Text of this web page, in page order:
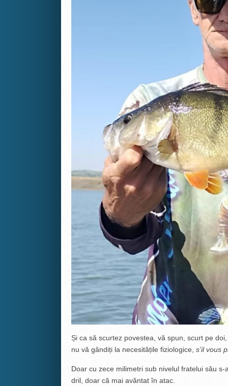
Și ca să scurtez povestea, vă spun, scurt pe
nu vă gândiți la necesitățile fiziologice, s’il vous
Doar cu zece milimetri sub nivelul fratelui său
dril, doar că mai avântat în atac.